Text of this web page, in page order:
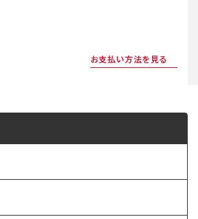
お支払い方法を見る